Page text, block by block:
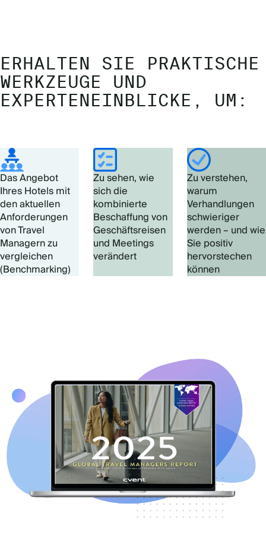
ERHALTEN SIE PRAKTISCHE
WERKZEUGE UND
EXPERTENEINBLICKE, UM:
Das Angebot
Ihres Hotels mit
den aktuellen
Anforderungen
von Travel
Managern zu
vergleichen
(Benchmarking)
Zu sehen, wie
sich die
kombinierte
Beschaffung von
Geschäftsreisen
und Meetings
verändert
Zu verstehen,
warum
Verhandlungen
schwieriger
werden – und wie
Sie positiv
hervorstechen
können